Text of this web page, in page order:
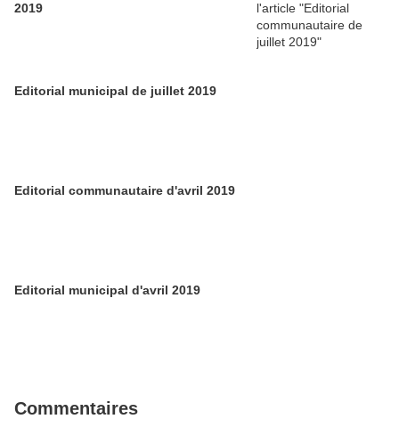
2019
Editorial municipal de juillet 2019
Editorial communautaire d'avril 2019
Editorial municipal d'avril 2019
Commentaires